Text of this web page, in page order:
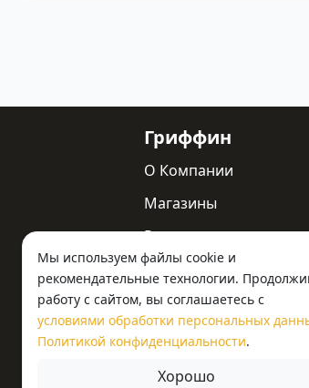
Мы используем файлы cookie и
рекомендательные технологии.
работу с сайтом, вы соглашаетесь с
условиями обработки персональных
Политикой конфиденциальности.
Хорошо
Гриффин
О Компании
Магазины
Реквизиты
Статьи
Новости
Контакты